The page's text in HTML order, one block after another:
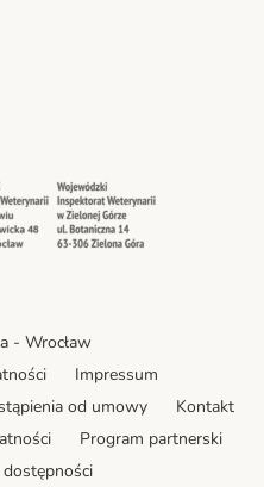
Method
Security
- Wrocław
Impressum
od umowy
Kontakt
Program partnerski